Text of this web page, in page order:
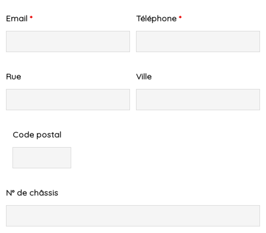
Email * Téléphone*
Rue Ville
Code postal
N° de châssis